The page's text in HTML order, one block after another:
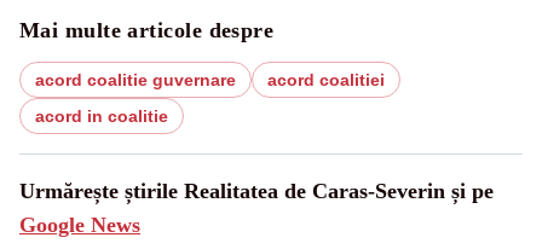
Mai multe articole despre
acord coalitie guvernare
acord coalitiei
acord in coalitie
Urmărește știrile Realitatea de Caras-Severin și pe
Google News